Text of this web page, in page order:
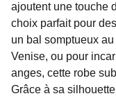
ajoutent une touche
choix parfait pour
un bal somptueux
Venise, ou pour
anges, cette robe
Grâce à sa